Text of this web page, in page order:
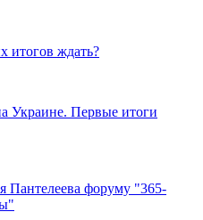
итогов ждать?
Украине. Первые итоги
Пантелеева форуму "365-